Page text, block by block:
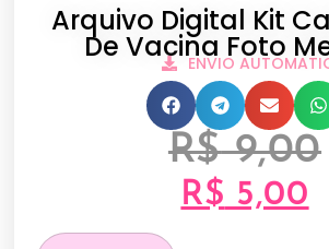
Arquivo Digital Kit
De Vacina Foto
ENVIO
R$9,00
R$ 5,00